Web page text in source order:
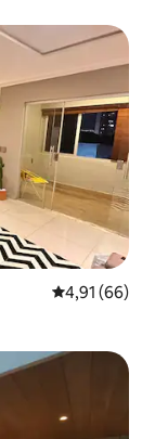
Gemiddelde
4,91 (66)